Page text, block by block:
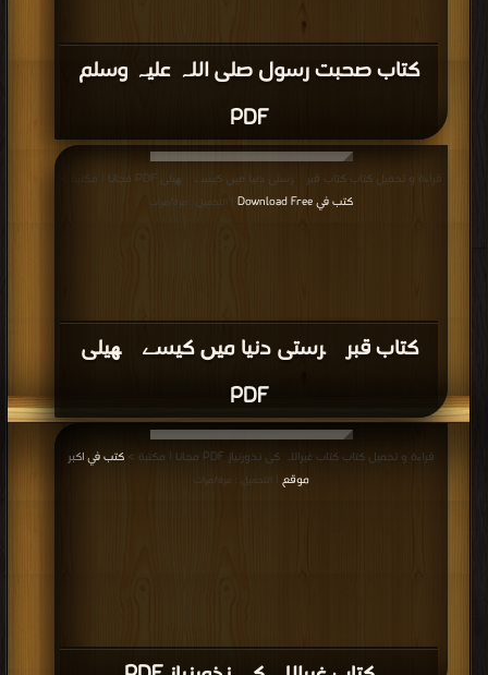
كتاب صحبت رسول صلى اللہ علیہ وسلم
PDF
كتاب قبر پرستی دنیا میں کیسے پھیلی
PDF
قراءة و تحميل كتاب كتاب قبر پرستی دنیا میں کیسے پھیلی PDF مجانا | مكتبة >
كتب في Download Free
| التحميل : مرة/مرات
قراءة و تحميل كتاب كتاب غیراللہ کی نذورنیاز PDF مجانا | مكتبة >
كتب في اكبر
موقع
| التحميل : مرة/مرات